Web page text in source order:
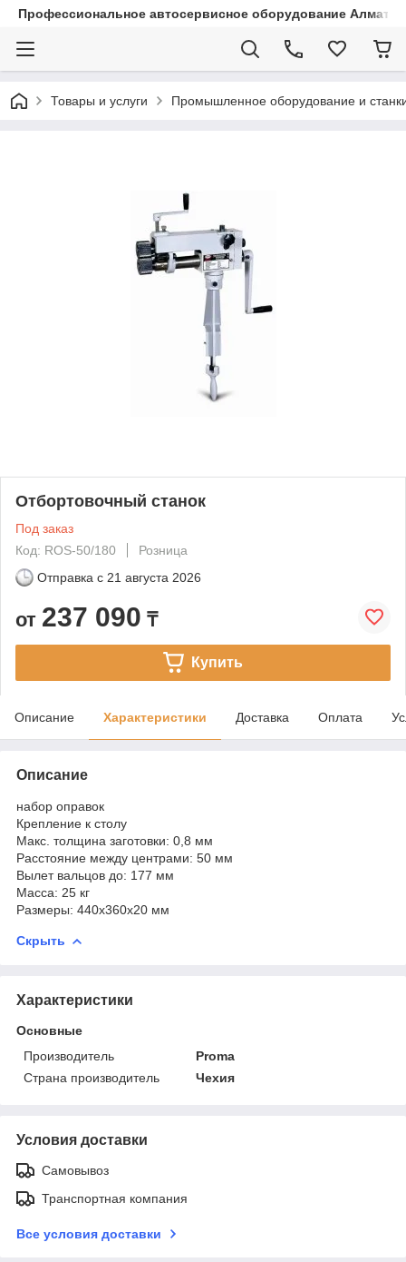
Профессиональное автосервисное оборудование Алматы
Товары и услуги Промышленное оборудование и
Отбортовочный станок
Под заказ
Код: ROS-50/180
Розница
Отправка с 21 августа 2026
от 237 090 ₸
Купить
Описание Характеристики Доставка Оплата
Описание
набор оправок
Крепление к столу
Макс. толщина заготовки: 0,8 мм
Расстояние между центрами: 50 мм
Вылет вальцов до: 177 мм
Масса: 25 кг
Размеры: 440x360x20 мм
Скрыть
Характеристики
Основные
Производитель
Proma
Страна производитель
Чехия
Условия доставки
Самовывоз
Транспортная компания
Все условия доставки